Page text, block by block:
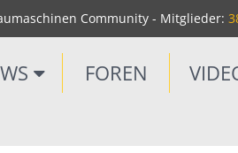
Community - Mitglieder:
FOREN